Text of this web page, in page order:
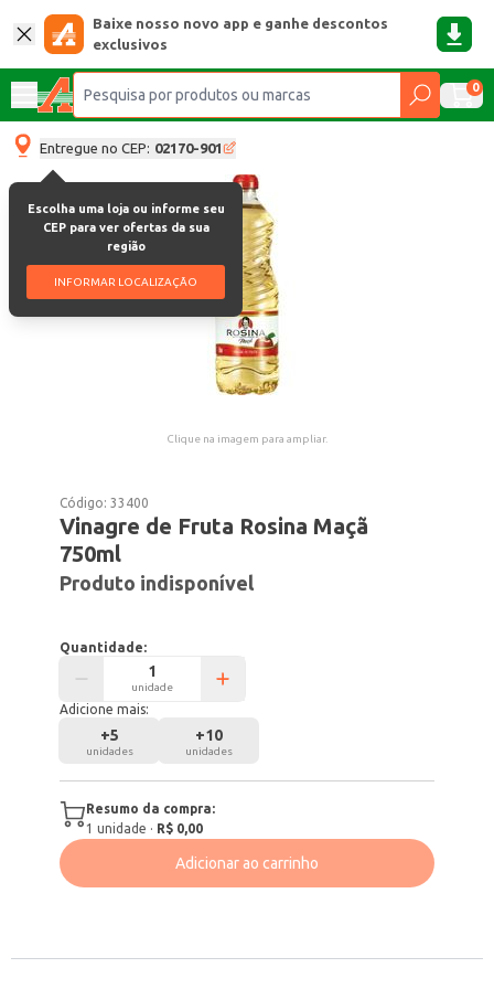
Baixe nosso novo app e ganhe descontos
exclusivos
0
Entregue no CEP: 02170-901
Escolha uma loja ou informe seu
CEP para ver ofertas da sua
região
INFORMAR LOCALIZAÇÃO
Clique na imagem para ampliar.
Código:33400
Vinagre de Fruta Rosina Maçã
750ml
Produto indisponível
Quantidade:
unidade
Adicione mais:
+5
unidades
+10
unidades
Resumo da compra:
1 unidade · R$ 0,00
Adicionar ao carrinho